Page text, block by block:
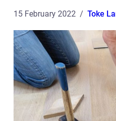
15 February 2022 Toke